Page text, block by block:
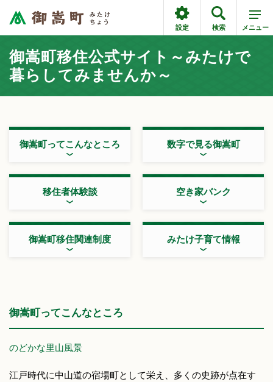
設定 検索 メニュー
御嵩町移住公式サイト～みたけで
暮らしてみませんか～
御嵩町ってこんなところ 数字で見る御嵩町
移住者体験談 空き家バンク
御嵩町移住関連制度 みたけ子育て情報
御嵩町ってこんなところ
のどかな里山風景
江戸時代に中山道の宿場町として栄え、多くの史跡が点在す